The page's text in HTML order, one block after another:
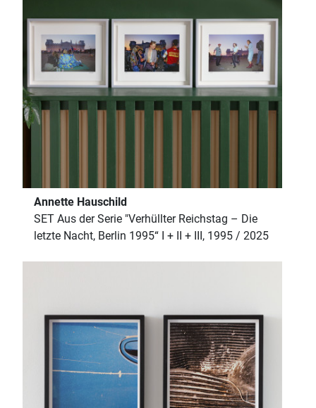
Annette Hauschild
SET Aus der Serie "Verhüllter Reichstag – Die
letzte Nacht, Berlin 1995“ I + II + III, 1995 / 2025